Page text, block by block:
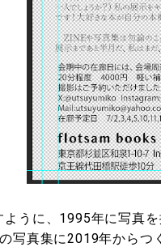
ように、1995年に写真
写真集に2019年から